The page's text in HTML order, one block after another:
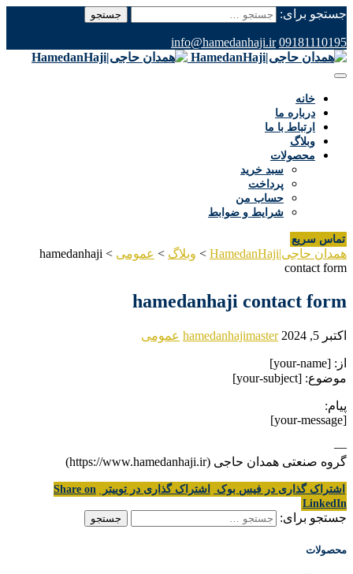
جستجو برای:
09181110195
info@hamedanhaji.ir
خانه
درباره ما
ارتباط با ما
وبلاگ
محصولات
سبد خرید
پرداخت
حساب من
شرایط و ضوابط
تماس سریع
همدان حاجی|HamedanHaji > وبلاگ > عمومی >
hamedanhaji
contact form
hamedanhaji contact form
اکتبر 5, 2024 hamedanhajimaster عمومی
از: [your-name]
موضوع: [your-subject]
پیام:
[your-message]
—
گروه صنعتی همدان حاجی (https://www.hamedanhaji.ir)
اشتراک گذاری در فیس بوک اشتراک گذاری در توییتر
Share on
LinkedIn
جستجو برای:
محصولات